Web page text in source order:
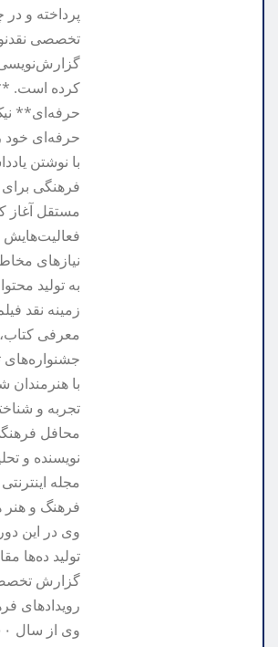
پرداخته و در
تخصصی
کرده است.
حرفه‌ای**
با نوشتن
فرهنگی
مستقل آغاز
نیازهای
به تولید
زمینه نقد
معرفی
جشنواره‌های
با
تجربه و
محافل
نویسنده و
مجله
فرهنگ و
وی در این
تولید ده‌ها
گزارش
رویدادهای